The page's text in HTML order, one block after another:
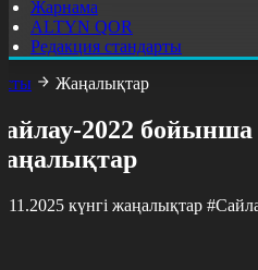
Жарнама
ALTYN QOR
Редакция стандарты
Жаңалықтар
2022 бойынша
күнгі жаңалықтар